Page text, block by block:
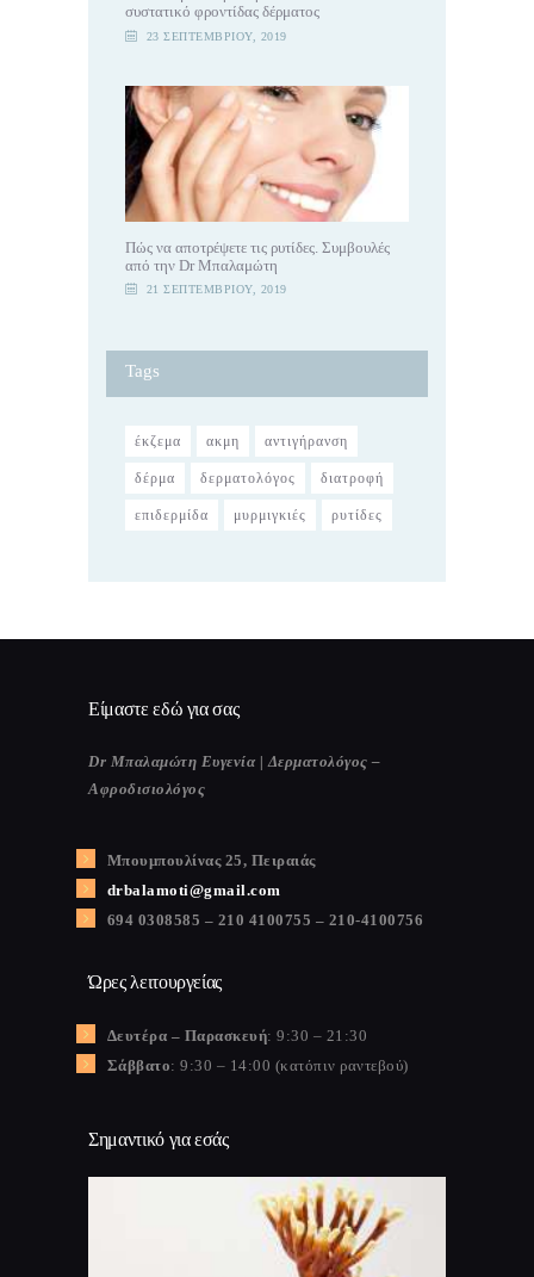
συστατικό φροντίδας δέρματος
23 ΣΕΠΤΕΜΒΡΊΟΥ, 2019
Πώς να αποτρέψετε τις ρυτίδες. Συμβουλές
από την Dr Μπαλαμώτη
21 ΣΕΠΤΕΜΒΡΊΟΥ, 2019
Tags
έκζεμα ακμη αντιγήρανση
δέρμα δερματολόγος διατροφή
επιδερμίδα μυρμιγκιές ρυτίδες
Είμαστε εδώ για σας
Dr Μπαλαμώτη Ευγενία | Δερματολόγος –
Αφροδισιολόγος
Μπουμπουλίνας 25, Πειραιάς
drbalamoti@gmail.com
694 0308585 – 210 4100755 – 210-4100756
Ώρες λειτουργείας
Δευτέρα – Παρασκευή: 9:30 – 21:30
Σάββατο: 9:30 – 14:00 (κατόπιν ραντεβού)
Σημαντικό για εσάς